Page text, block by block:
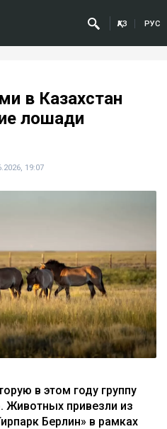
ҚАЗ РУС
в Казахстан
лошади
19:07
в этом году группу
привезли из
Берлин» в рамках